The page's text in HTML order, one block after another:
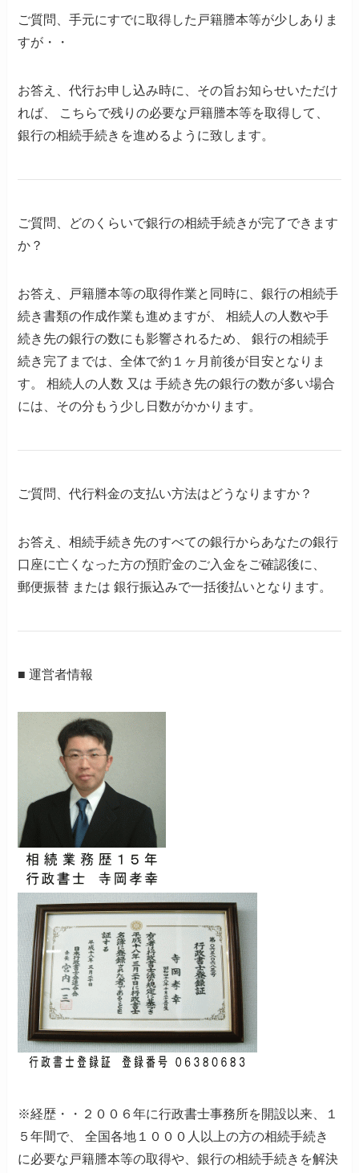
ご質問、手元にすでに取得した戸籍謄本等が少しありま
すが・・
お答え
、代行お申し込み時に、その旨お知らせいただけ
れば、
こちらで残りの必要な戸籍謄本等を取得して、
銀行の相続手続きを進めるように致します。
ご質問、どのくらいで銀行の相続手続きが完了できます
か？
お答え
戸籍謄本等の取得作業と同時に、銀行の相続手
続き書類の作成作業も進めますが、
相続人の人数や手
続き先の銀行の数にも影響されるため、
銀行の相続手
続き完了までは、全体で約１ヶ月前後が目安となりま
す。
相続人の人数 又は 手続き先の銀行の数が多い場合
には、その分もう少し日数がかかります。
ご質問、代行料金の支払い方法はどうなりますか？
お答え
、相続手続き先のすべての銀行からあなたの銀行
口座に亡くなった方の預貯金のご入金をご確認後に、
郵便振替 または 銀行振込みで一括後払いとなります。
■ 運営者情報
※経歴・・２００６年に行政書士事務所を開設以来、１
５年間で、
全国各地１０００人以上の方の相続手続き
に必要な戸籍謄本等の取得や、銀行の相続手続きを解決